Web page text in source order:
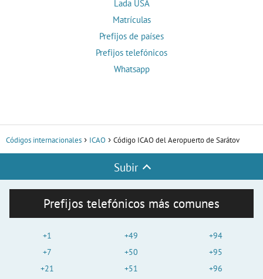
Lada USA
Matrículas
Prefijos de países
Prefijos telefónicos
Whatsapp
Códigos internacionales ICAO Código ICAO del Aeropuerto de Sarátov
Subir
Prefijos telefónicos más comunes
+1
+7
+21
+49
+50
+51
+94
+95
+96